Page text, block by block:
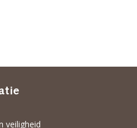
veiligheid